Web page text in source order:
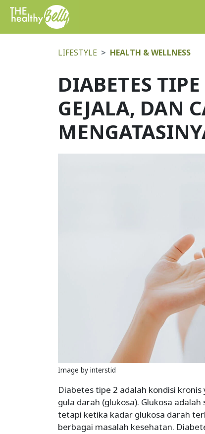
LIFESTYLE HEALTH & WELLNESS
DIABETES
GEJALA, DAN
Image by interstid
Diabetes tipe 2 adalah kondisi
gula darah (glukosa). Glukosa
tetapi ketika kadar glukosa darah
berbagai masalah kesehatan.